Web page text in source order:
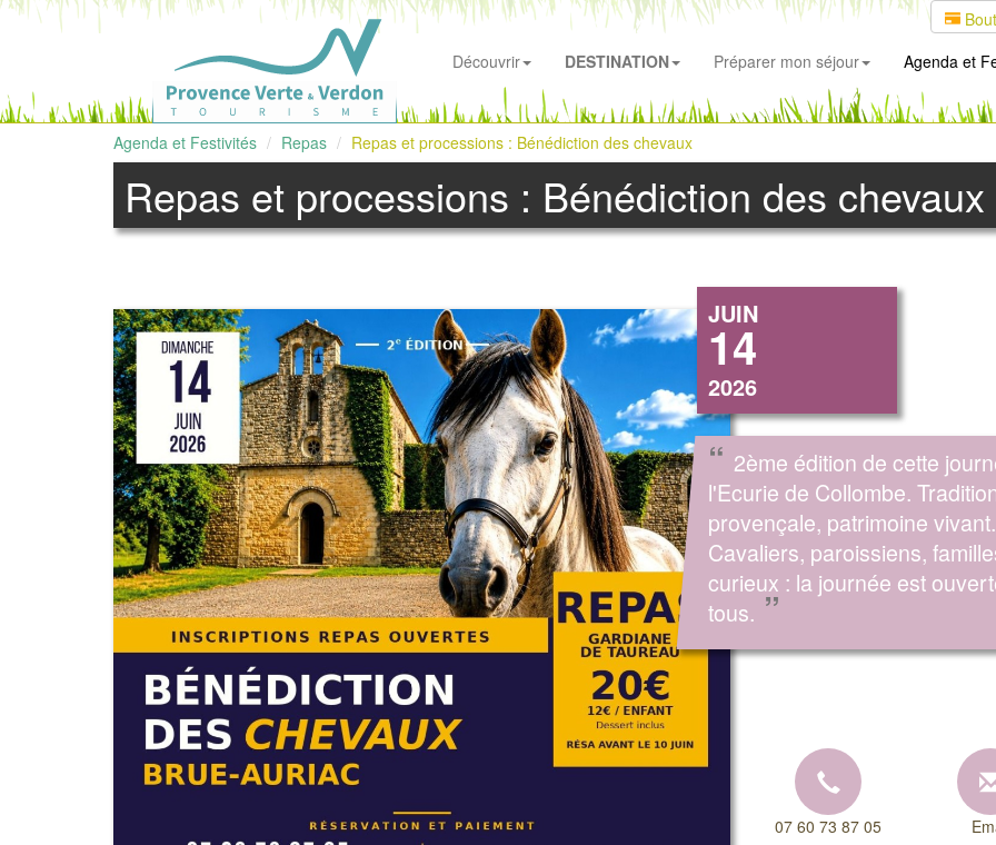
Découvrir
DESTINATION Préparer mon séjour Agenda et
Agenda et Festivités Repas Repas et processions : Bénédiction des chevaux
Repas et processions : Bénédiction des chevaux
JUIN
14
2026
“ 2ème édition de cette
l'Ecurie de Collombe.
provençale, patrimoine vivant.
Cavaliers, paroissiens,
curieux : la journée est
tous. ”
07 60 73 87 05